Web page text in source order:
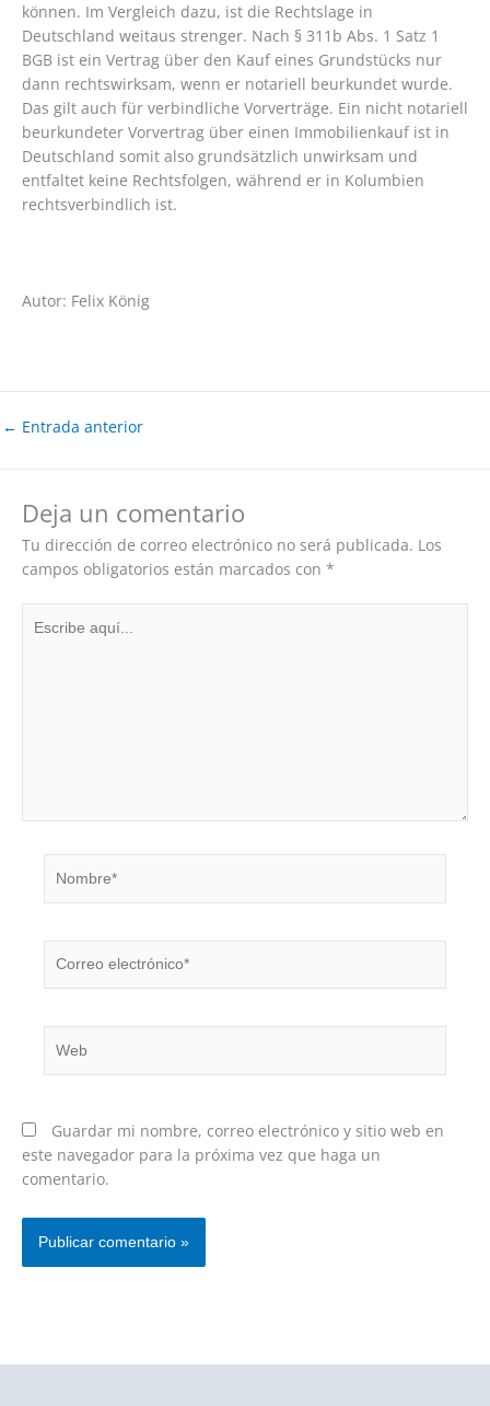
können. Im Vergleich dazu, ist die Rechtslage in
Deutschland weitaus strenger. Nach § 311b Abs. 1 Satz 1
BGB ist ein Vertrag über den Kauf eines Grundstücks nur
dann rechtswirksam, wenn er notariell beurkundet wurde.
Das gilt auch für verbindliche Vorverträge. Ein nicht notariell
beurkundeter Vorvertrag über einen Immobilienkauf ist in
Deutschland somit also grundsätzlich unwirksam und
entfaltet keine Rechtsfolgen, während er in Kolumbien
rechtsverbindlich ist.
Autor: Felix König
← Entrada anterior
Deja un comentario
Tu dirección de correo electrónico no será publicada. Los
campos obligatorios están marcados con *
aquí...
electrónico*
Guardar mi nombre, correo electrónico y sitio web en
este navegador para la próxima vez que haga un
comentario.